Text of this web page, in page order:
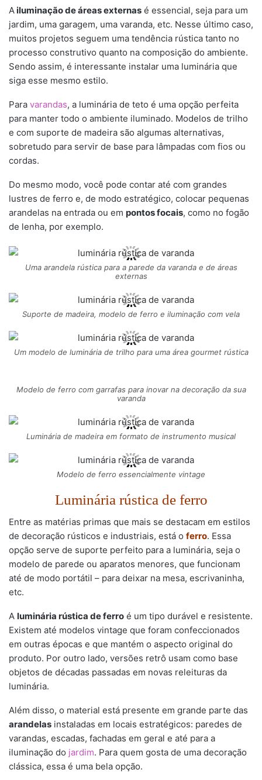
A iluminação de áreas externas é essencial, seja para um
jardim, uma garagem, uma varanda, etc. Nesse último caso,
muitos projetos seguem uma tendência rústica tanto no
processo construtivo quanto na composição do ambiente.
Sendo assim, é interessante instalar uma luminária que
siga esse mesmo estilo.
Para varandas, a luminária de teto é uma opção perfeita
para manter todo o ambiente iluminado. Modelos de trilho
e com suporte de madeira são algumas alternativas,
sobretudo para servir de base para lâmpadas com fios ou
cordas.
Do mesmo modo, você pode contar até com grandes
lustres de ferro e, de modo estratégico, colocar pequenas
arandelas na entrada ou em pontos focais, como no fogão
de lenha, por exemplo.
Uma arandela rústica para a parede da varanda e de áreas
externas
Suporte de madeira, modelo de ferro e iluminação com vela
Um modelo de luminária de trilho para uma área gourmet rústica
Modelo de ferro com garrafas para inovar na decoração da sua
varanda
Luminária de madeira em formato de instrumento musical
Modelo de ferro essencialmente vintage
Luminária rústica de ferro
Entre as matérias primas que mais se destacam em estilos
de decoração rústicos e industriais, está o ferro. Essa
opção serve de suporte perfeito para a luminária, seja o
modelo de parede ou aparatos menores, que funcionam
até de modo portátil – para deixar na mesa, escrivaninha,
etc.
A luminária rústica de ferro é um tipo durável e resistente.
Existem até modelos vintage que foram confeccionados
em outras épocas e que mantém o aspecto original do
produto. Por outro lado, versões retrô usam como base
objetos de décadas passadas em novas releituras da
luminária.
Além disso, o material está presente em grande parte das
arandelas instaladas em locais estratégicos: paredes de
varandas, escadas, fachadas em geral e até para a
iluminação do jardim. Para quem gosta de uma decoração
clássica, essa é uma bela opção.